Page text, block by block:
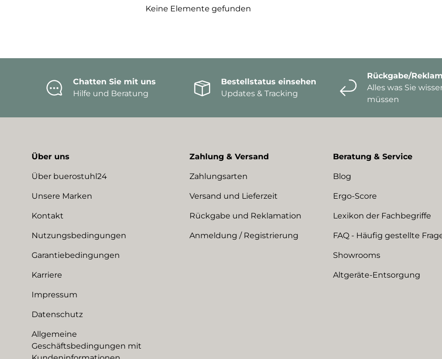
Keine Elemente gefunden
Chatten Sie mit uns
Hilfe und Beratung
Bestellstatus einsehen
Updates & Tracking
Rückgabe/
Alles was Sie
müssen
Über uns
Über buerostuhl24
Unsere Marken
Kontakt
Nutzungsbedingungen
Garantiebedingungen
Karriere
Impressum
Datenschutz
Allgemeine
Geschäftsbedingungen mit
Zahlung & Versand
Zahlungsarten
Versand und Lieferzeit
Rückgabe und Reklamation
Anmeldung / Registrierung
Beratung & Service
Blog
Ergo-Score
Lexikon der Fachbegriffe
FAQ - Häufig gestellte
Showrooms
Altgeräte-Entsorgung